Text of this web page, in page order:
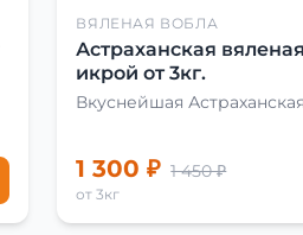
ВЯЛЕНАЯ ВОБЛА
Астраханская
икрой от 3кг.
Вкуснейшая
1 300 ₽ 1 450 ₽
от 3кг